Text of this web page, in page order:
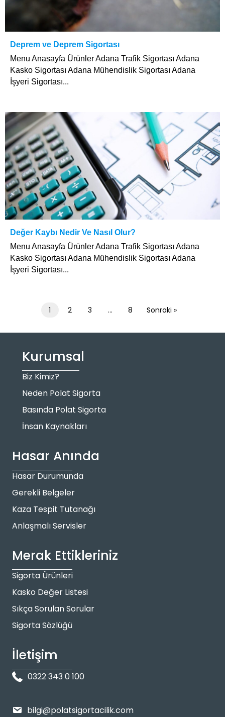
Deprem ve Deprem Sigortası
Menu Anasayfa Ürünler Adana Trafik Sigortası Adana
Kasko Sigortası Adana Mühendislik Sigortası Adana
İşyeri Sigortası...
Değer Kaybı Nedir Ve Nasıl Olur?
Menu Anasayfa Ürünler Adana Trafik Sigortası Adana
Kasko Sigortası Adana Mühendislik Sigortası Adana
İşyeri Sigortası...
1 2 3 … 8 Sonraki »
Kurumsal
Biz Kimiz?
Neden Polat Sigorta
Basında Polat Sigorta
İnsan Kaynakları
Hasar Anında
Hasar Durumunda
Gerekli Belgeler
Kaza Tespit Tutanağı
Anlaşmalı Servisler
Merak Ettikleriniz
Sigorta Ürünleri
Kasko Değer Listesi
Sıkça Sorulan Sorular
Sigorta Sözlüğü
İletişim
0322 343 0 100
bilgi@polatsigortacilik.com